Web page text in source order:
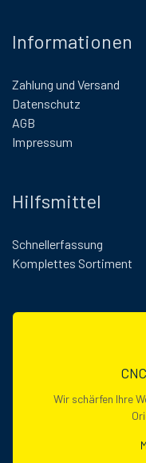
Informationen
Zahlung und Versand
Datenschutz
AGB
Impressum
Hilfsmittel
Schnellerfassung
Komplettes Sortiment
Wir schärfen Ihre